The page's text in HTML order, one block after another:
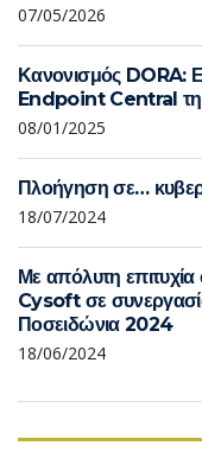
07/05/2026
Κανονισμός DORA:
Endpoint Central
08/01/2025
Πλοήγηση σε…
18/07/2024
Με απόλυτη
Cysoft σε
Ποσειδώνια 2024
18/06/2024